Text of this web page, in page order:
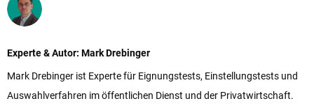
Experte & Autor: Mark Drebinger
Mark Drebinger ist Experte für Eignungstests, Einstellungstests und
Auswahlverfahren im öffentlichen Dienst und der Privatwirtschaft.